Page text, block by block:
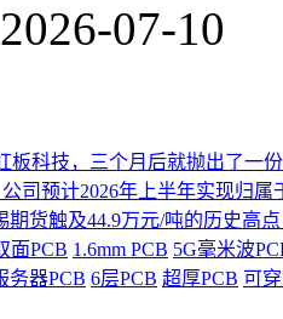
2026-07-10
板科技，三个月后就抛出了一
司预计2026年上半年实现归
期货触及44.9万元/吨的历史高
面PCB 1.6mm PCB 5G毫米波
务器PCB 6层PCB 超厚PCB 可